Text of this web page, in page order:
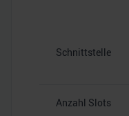
Schnittstelle
Anzahl Slots